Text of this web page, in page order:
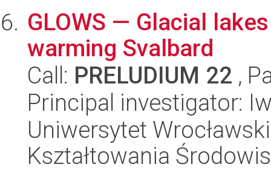
GLOWS — Glacial
warming Svalbard
Call: PRELUDIUM 22 ,
Principal investigator:
Uniwersytet
Kształtowania